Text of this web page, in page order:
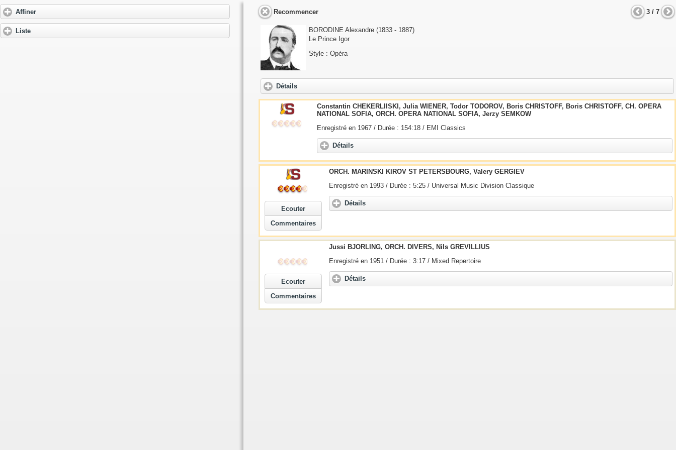
Affiner
Liste
Recommencer 3 / 7
BORODINE Alexandre(1833 - 1887)
Le Prince Igor
Style : Opéra
Détails
Constantin CHEKERLIISKI, Julia WIENER, Todor TODOROV, Boris CHRISTOFF, Boris CHRISTOFF, CH. OPERA
NATIONAL SOFIA, ORCH. OPERA NATIONAL SOFIA, Jerzy SEMKOW
Enregistré en 1967 / Durée : 154:18 / EMI Classics
Détails
Ecouter
Commentaires
ORCH. MARINSKI KIROV ST PETERSBOURG, Valery GERGIEV
Enregistré en 1993 / Durée : 5:25 / Universal Music Division Classique
Détails
Ecouter
Commentaires
Jussi BJORLING, ORCH. DIVERS, Nils GREVILLIUS
Enregistré en 1951 / Durée : 3:17 / Mixed Repertoire
Détails